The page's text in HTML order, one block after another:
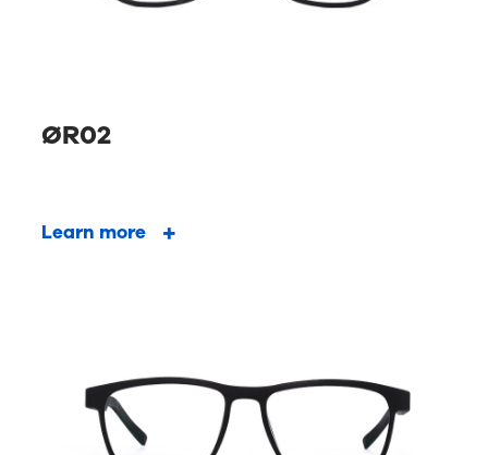
ØR02
Learn more